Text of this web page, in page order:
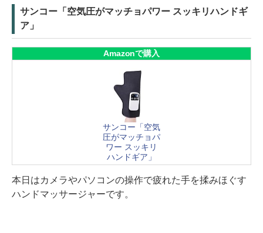
サンコー「空気圧がマッチョパワー スッキリハンドギ
ア」
Amazonで購入
サンコー「空気
圧がマッチョパ
ワー スッキリ
ハンドギア」
本日はカメラやパソコンの操作で疲れた手を揉みほぐす
ハンドマッサージャーです。